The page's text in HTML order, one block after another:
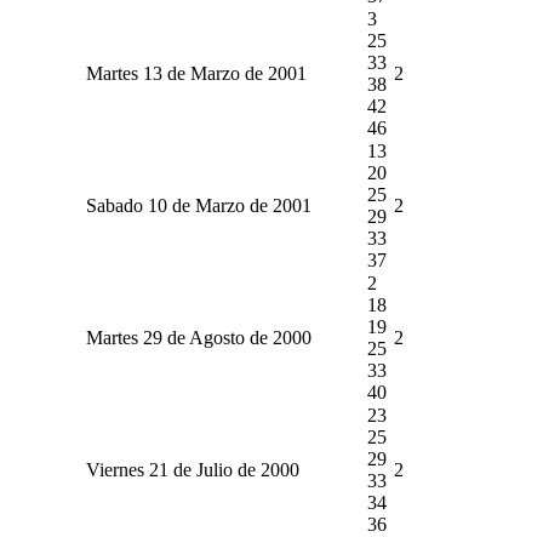
Martes 13 de Marzo de 2001
3
25
33
38
42
46
2
Sabado 10 de Marzo de 2001
13
20
25
29
33
37
2
Martes 29 de Agosto de 2000
2
18
19
25
33
40
2
Viernes 21 de Julio de 2000
23
25
29
33
34
36
2